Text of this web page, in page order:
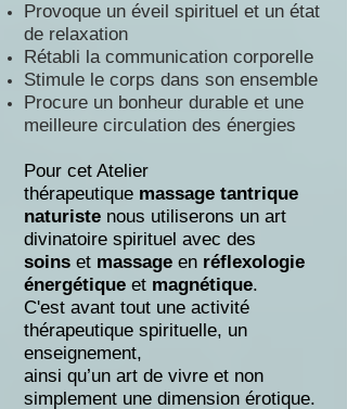
Provoque un éveil spirituel et un état
de relaxation
Rétabli la communication corporelle
Stimule le corps dans son ensemble
Procure un bonheur durable et une
meilleure circulation des énergies
Pour cet Atelier
thérapeutique massage tantrique
naturiste nous utiliserons un art
divinatoire spirituel avec des
soins et massage en réflexologie
énergétique et magnétique.
C'est avant tout une activité
thérapeutique spirituelle, un
enseignement,
ainsi qu’un art de vivre et non
simplement une dimension érotique.